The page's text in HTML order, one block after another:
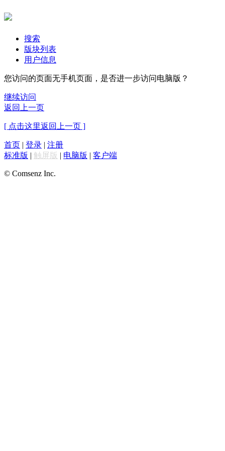
搜索
版块列表
用户信息
您访问的页面无手机页面，是否进一步访问电脑版？
继续访问
返回上一页
[ 点击这里返回上一页 ]
首页 | 登录 | 注册
标准版 | 触屏版 | 电脑版 | 客户端
© Comsenz Inc.